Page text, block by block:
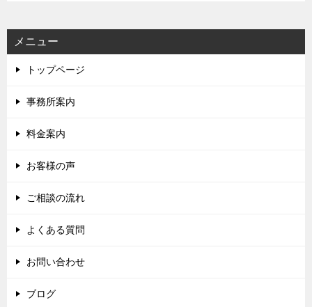
メニュー
トップページ
事務所案内
料金案内
お客様の声
ご相談の流れ
よくある質問
お問い合わせ
ブログ